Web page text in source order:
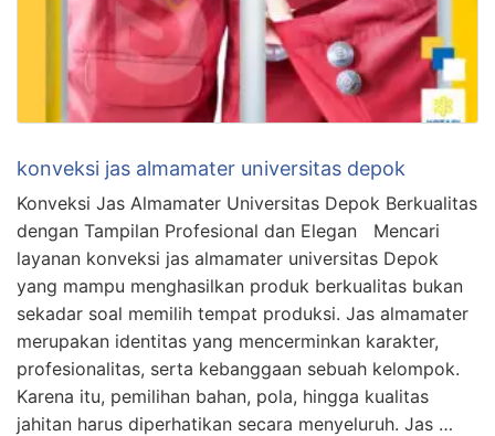
konveksi jas almamater universitas depok
Konveksi Jas Almamater Universitas Depok Berkualitas
dengan Tampilan Profesional dan Elegan Mencari
layanan konveksi jas almamater universitas Depok
yang mampu menghasilkan produk berkualitas bukan
sekadar soal memilih tempat produksi. Jas almamater
merupakan identitas yang mencerminkan karakter,
profesionalitas, serta kebanggaan sebuah kelompok.
Karena itu, pemilihan bahan, pola, hingga kualitas
jahitan harus diperhatikan secara menyeluruh. Jas …